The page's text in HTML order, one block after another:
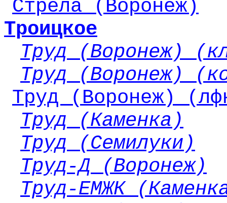
Стрела (Воронеж)
Троицкое
Труд (Воронеж)
Труд (Воронеж)
Труд (Воронеж)
Труд (Каменка)
Труд (Семилуки)
Труд-Д (Воронеж)
Труд-ЕМЖК